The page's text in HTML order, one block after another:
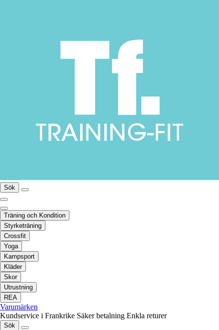
Sök
Träning och Kondition
Styrketräning
Crossfit
Yoga
Kampsport
Kläder
Skor
Utrustning
REA
Varumärken
Kundservice i Frankrike Säker betalning Enkla returer
Sök